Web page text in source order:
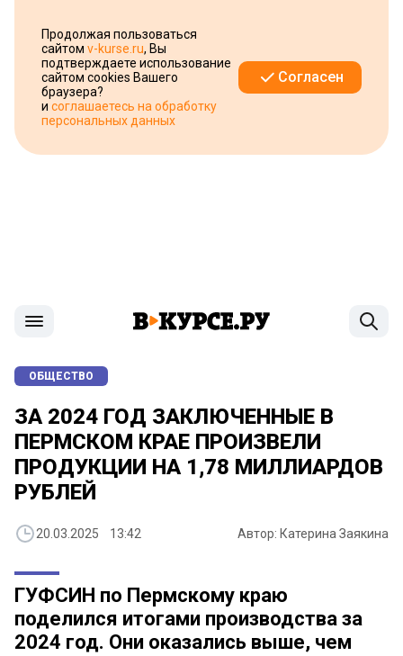
Продолжая пользоваться
сайтом v-kurse.ru, Вы
подтверждаете использование
сайтом cookies Вашего
браузера?
и соглашаетесь на обработку
персональных данных
Согласен
ОБЩЕСТВО
ЗА 2024 ГОД ЗАКЛЮЧЕННЫЕ В
ПЕРМСКОМ КРАЕ ПРОИЗВЕЛИ
ПРОДУКЦИИ НА 1,78 МИЛЛИАРДОВ
РУБЛЕЙ
20.03.2025 13:42 Автор: Катерина Заякина
ГУФСИН по Пермскому краю
поделился итогами производства за
2024 год. Они оказались выше, чем